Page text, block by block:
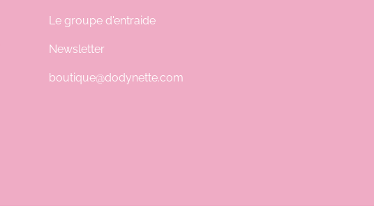
Le groupe d'entraide
Newsletter
boutique@dodynette.com